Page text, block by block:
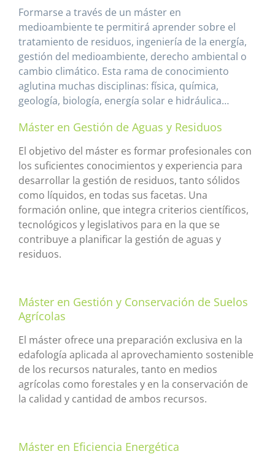
Formarse a través de un máster en
medioambiente te permitirá aprender sobre el
tratamiento de residuos, ingeniería de la energía,
gestión del medioambiente, derecho ambiental o
cambio climático. Esta rama de conocimiento
aglutina muchas disciplinas: física, química,
geología, biología, energía solar e hidráulica…
Máster en Gestión de Aguas y Residuos
El objetivo del máster es formar profesionales con
los suficientes conocimientos y experiencia para
desarrollar la gestión de residuos, tanto sólidos
como líquidos, en todas sus facetas. Una
formación online, que integra criterios científicos,
tecnológicos y legislativos para en la que se
contribuye a planificar la gestión de aguas y
residuos.
Máster en Gestión y Conservación de Suelos
Agrícolas
El máster ofrece una preparación exclusiva en la
edafología aplicada al aprovechamiento sostenible
de los recursos naturales, tanto en medios
agrícolas como forestales y en la conservación de
la calidad y cantidad de ambos recursos.
Máster en Eficiencia Energética